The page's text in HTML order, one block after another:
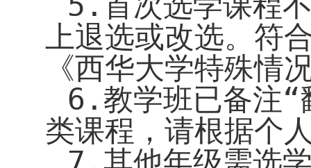
上退选或改选。符
《西华大学特殊情
6 . 教学班已备注
类课程，请根据个